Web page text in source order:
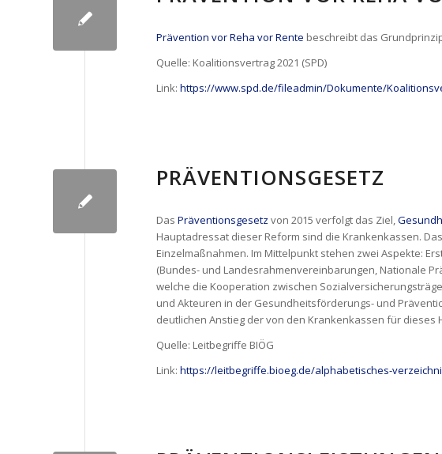
Prävention vor Reha vor Rente beschreibt das
Quelle: Koalitionsvertrag 2021 (SPD)
Link: https://www.spd.de/fileadmin/Dokumente/
PRÄVENTIONSGESETZ
Das Präventionsgesetz von 2015 verfolgt das Ziel,
Hauptadressat dieser Reform sind die Krankenkassen. Das
Einzelmaßnahmen. Im Mittelpunkt stehen zwei Aspekte:
(Bundes- und Landesrahmenvereinbarungen, Nationale
welche die Kooperation zwischen
und Akteuren in der Gesundheitsförderungs- und
deutlichen Anstieg der von den Krankenkassen für
Quelle: Leitbegriffe BIÖG
Link: https://leitbegriffe.bioeg.de/alphabetisches-